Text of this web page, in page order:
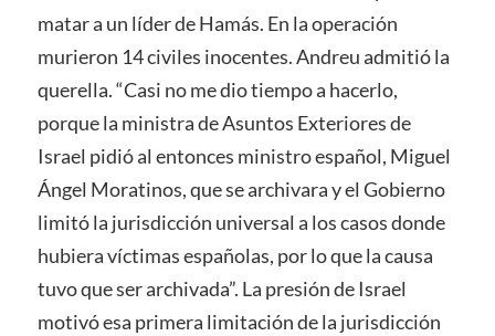
matar a un líder de Hamás. En la operación
murieron 14 civiles inocentes. Andreu admitió la
querella. “Casi no me dio tiempo a hacerlo,
porque la ministra de Asuntos Exteriores de
Israel pidió al entonces ministro español, Miguel
Ángel Moratinos, que se archivara y el Gobierno
limitó la jurisdicción universal a los casos donde
hubiera víctimas españolas, por lo que la causa
tuvo que ser archivada”. La presión de Israel
motivó esa primera limitación de la jurisdicción